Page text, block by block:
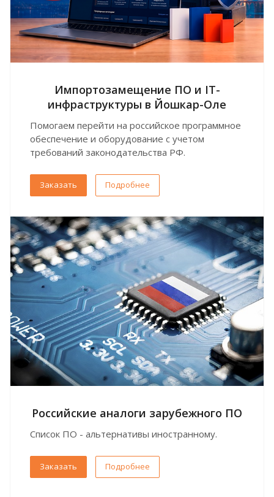
Импортозамещение ПО и IT-
инфраструктуры в Йошкар-Оле
Помогаем перейти на российское программное
обеспечение и оборудование с учетом
требований законодательства РФ.
Заказать Подробнее
Российские аналоги зарубежного ПО
Список ПО - альтернативы иностранному.
Заказать Подробнее